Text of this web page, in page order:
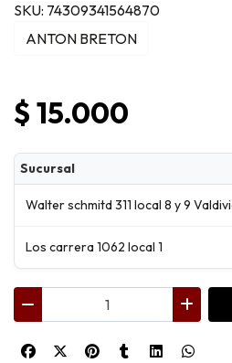
SKU: 74309341564870
ANTON BRETON
$ 15.000
Sucursal
Walter schmitd 311 local 8 y 9
Los carrera 1062 local 1